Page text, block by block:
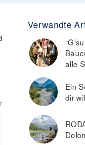
Verwandte
alle
Ein
dir